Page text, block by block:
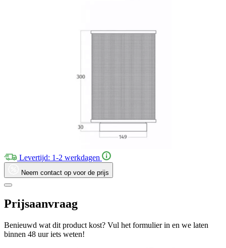
Levertijd: 1-2 werkdagen
Neem contact op voor de prijs
Prijsaanvraag
Benieuwd wat dit product kost? Vul het formulier in en we laten
binnen 48 uur iets weten!